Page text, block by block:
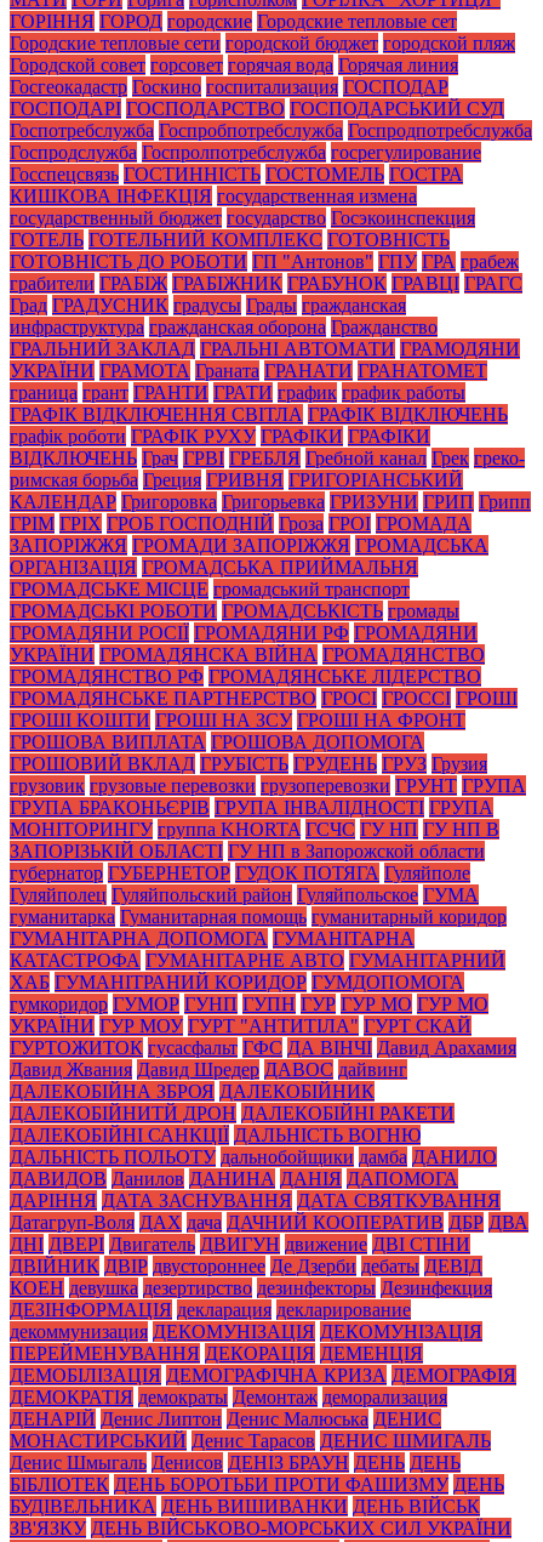
ГОРІННЯ ГОРОД городские Городские тепловые сет
Городские тепловые сети городской бюджет городской пляж
Городской совет горсовет горячая вода Горячая линия
Госгеокадастр Госкино госпитализация ГОСПОДАР
ГОСПОДАРІ ГОСПОДАРСТВО ГОСПОДАРСЬКИЙ СУД
Госпотребслужба Госпробпотребслужба Госпродпотребслужба
Госпродслужба Госпролпотребслужба госрегулирование
Госспецсвязь ГОСТИННІСТЬ ГОСТОМЕЛЬ ГОСТРА
КИШКОВА ІНФЕКЦІЯ государственная измена
государственный бюджет государство Госэкоинспекция
ГОТЕЛЬ ГОТЕЛЬНИЙ КОМПЛЕКС ГОТОВНІСТЬ
ГОТОВНІСТЬ ДО РОБОТИ ГП "Антонов" ГПУ ГРА грабеж
грабители ГРАБІЖ ГРАБІЖНИК ГРАБУНОК ГРАВЦІ ГРАГС
Град ГРАДУСНИК градусы Грады гражданская
инфраструктура гражданская оборона Гражданство
ГРАЛЬНИЙ ЗАКЛАД ГРАЛЬНІ АВТОМАТИ ГРАМОДЯНИ
УКРАЇНИ ГРАМОТА Граната ГРАНАТИ ГРАНАТОМЕТ
граница грант ГРАНТИ ГРАТИ график график работы
ГРАФІК ВІДКЛЮЧЕННЯ СВІТЛА ГРАФІК ВІДКЛЮЧЕНЬ
графік роботи ГРАФІК РУХУ ГРАФІКИ ГРАФІКИ
ВІДКЛЮЧЕНЬ Грач ГРВІ ГРЕБЛЯ Гребной канал Грек греко-
римская борьба Греция ГРИВНЯ ГРИГОРІАНСЬКИЙ
КАЛЕНДАР Григоровка Григорьевка ГРИЗУНИ ГРИП Грипп
ГРІМ ГРІХ ГРОБ ГОСПОДНІЙ Гроза ГРОІ ГРОМАДА
ЗАПОРІЖЖЯ ГРОМАДИ ЗАПОРІЖЖЯ ГРОМАДСЬКА
ОРГАНІЗАЦІЯ ГРОМАДСЬКА ПРИЙМАЛЬНЯ
ГРОМАДСЬКЕ МІСЦЕ громадський транспорт
ГРОМАДСЬКІ РОБОТИ ГРОМАДСЬКІСТЬ громады
ГРОМАДЯНИ РОСІЇ ГРОМАДЯНИ РФ ГРОМАДЯНИ
УКРАЇНИ ГРОМАДЯНСКА ВІЙНА ГРОМАДЯНСТВО
ГРОМАДЯНСТВО РФ ГРОМАДЯНСЬКЕ ЛІДЕРСТВО
ГРОМАДЯНСЬКЕ ПАРТНЕРСТВО ГРОСІ ГРОССІ ГРОШІ
ГРОШІ КОШТИ ГРОШІ НА ЗСУ ГРОШІ НА ФРОНТ
ГРОШОВА ВИПЛАТА ГРОШОВА ДОПОМОГА
ГРОШОВИЙ ВКЛАД ГРУБІСТЬ ГРУДЕНЬ ГРУЗ Грузия
грузовик грузовые перевозки грузоперевозки ГРУНТ ГРУПА
ГРУПА БРАКОНЬЄРІВ ГРУПА ІНВАЛІДНОСТІ ГРУПА
МОНІТОРИНГУ группа KHORTA ГСЧС ГУ НП ГУ НП В
ЗАПОРІЗЬКІЙ ОБЛАСТІ ГУ НП в Запорожской области
губернатор ГУБЕРНЕТОР ГУДОК ПОТЯГА Гуляйполе
Гуляйполец Гуляйпольский район Гуляйпольское ГУМА
гуманитарка Гуманитарная помощь гуманитарный коридор
ГУМАНІТАРНА ДОПОМОГА ГУМАНІТАРНА
КАТАСТРОФА ГУМАНІТАРНЕ АВТО ГУМАНІТАРНИЙ
ХАБ ГУМАНІТРАНИЙ КОРИДОР ГУМДОПОМОГА
гумкоридор ГУМОР ГУНП ГУПН ГУР ГУР МО ГУР МО
УКРАЇНИ ГУР МОУ ГУРТ "АНТИТІЛА" ГУРТ СКАЙ
ГУРТОЖИТОК гусасфальт ГФС ДА ВІНЧІ Давид Арахамия
Давид Жвания Давид Шредер ДАВОС дайвинг
ДАЛЕКОБІЙНА ЗБРОЯ ДАЛЕКОБІЙНИК
ДАЛЕКОБІЙНИТЙ ДРОН ДАЛЕКОБІЙНІ РАКЕТИ
ДАЛЕКОБІЙНІ САНКЦІЇ ДАЛЬНІСТЬ ВОГНЮ
ДАЛЬНІСТЬ ПОЛЬОТУ дальнобойщики дамба ДАНИЛО
ДАВИДОВ Данилов ДАНИНА ДАНІЯ ДАПОМОГА
ДАРІННЯ ДАТА ЗАСНУВАННЯ ДАТА СВЯТКУВАННЯ
Датагруп-Воля ДАХ дача ДАЧНИЙ КООПЕРАТИВ ДБР ДВА
ДНІ ДВЕРІ Двигатель ДВИГУН движение ДВІ СТІНИ
ДВІЙНИК ДВІР двустороннее Де Дзерби дебаты ДЕВІД
КОЕН девушка дезертирство дезинфекторы Дезинфекция
ДЕЗІНФОРМАЦІЯ декларация декларирование
декоммунизация ДЕКОМУНІЗАЦІЯ ДЕКОМУНІЗАЦІЯ
ПЕРЕЙМЕНУВАННЯ ДЕКОРАЦІЯ ДЕМЕНЦІЯ
ДЕМОБІЛІЗАЦІЯ ДЕМОГРАФІЧНА КРИЗА ДЕМОГРАФІЯ
ДЕМОКРАТІЯ демократы Демонтаж деморализация
ДЕНАРІЙ Денис Липтон Денис Малюська ДЕНИС
МОНАСТИРСЬКИЙ Денис Тарасов ДЕНИС ШМИГАЛЬ
Денис Шмыгаль Денисов ДЕНІЗ БРАУН ДЕНЬ ДЕНЬ
БІБЛІОТЕК ДЕНЬ БОРОТЬБИ ПРОТИ ФАШИЗМУ ДЕНЬ
БУДІВЕЛЬНИКА ДЕНЬ ВИШИВАНКИ ДЕНЬ ВІЙСЬК
ЗВ'ЯЗКУ ДЕНЬ ВІЙСЬКОВО-МОРСЬКИХ СИЛ УКРАЇНИ